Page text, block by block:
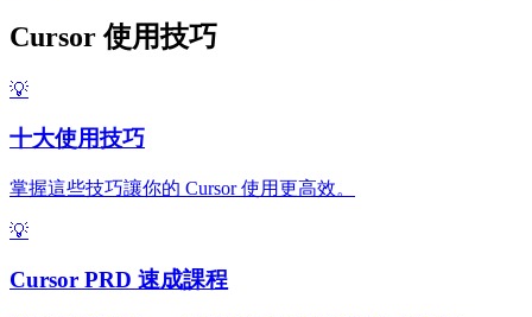
Cursor 使用技巧
💡
十大使用技巧
掌握這些技巧讓你的 Cursor 使用更高效。
💡
Cursor PRD 速成課程